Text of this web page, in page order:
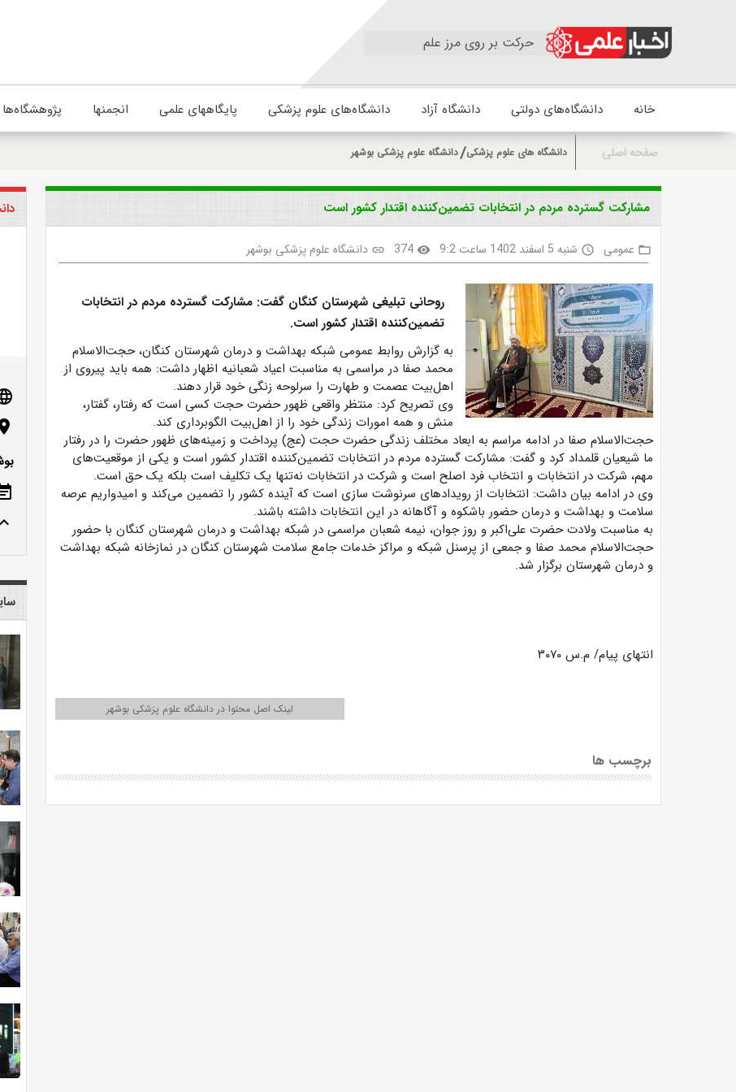
حرکت بر روی مرز علم
خانه دانشگاه‌های دولتی دانشگاه آزاد دانشگاه‌های علوم پزشکی پایگاههای علمی انجمنها پژوهشگاه‌ها
صفحه اصلی دانشگاه های علوم پزشکی دانشگاه علوم پزشکی بوشهر
مشارکت گسترده مردم در انتخابات تضمین‌کننده اقتدار کشور است
folder_open عمومی access_time شنبه 5 اسفند 1402 ساعت 9:2 visibility
374
link دانشگاه علوم پزشکی بوشهر
روحانی تبلیغی شهرستان کنگان گفت: مشارکت گسترده مردم در انتخابات
تضمین‌کننده اقتدار کشور است.
به گزارش روابط عمومی شبکه بهداشت و درمان شهرستان کنگان، حجت‌الاسلام
محمد صفا در مراسمی به مناسبت اعیاد شعبانیه اظهار داشت: همه باید پیروی از
اهل‌بیت عصمت و طهارت را سرلوحه زنگی خود قرار دهند.
وی تصریح کرد: منتظر واقعی ظهور حضرت حجت کسی است که رفتار، گفتار،
منش و همه امورات زندگی خود را از اهل‌بیت الگوبرداری کند.
حجت‌الاسلام صفا در ادامه مراسم به ابعاد مختلف زندگی حضرت حجت (عج) پرداخت و زمینه‌های ظهور حضرت را در رفتار
ما شیعیان قلمداد کرد و گفت: مشارکت گسترده مردم در انتخابات تضمین‌کننده اقتدار کشور است و یکی از موقعیت‌های
مهم، شرکت در انتخابات و انتخاب فرد اصلح است و شرکت در انتخابات نه‌تنها یک تکلیف است بلکه یک حق است.
وی در ادامه بیان داشت: انتخابات از رویدادهای سرنوشت سازی است که آینده کشور را تضمین می‌کند و امیدواریم عرصه
سلامت و بهداشت و درمان حضور باشکوه و آگاهانه در این انتخابات داشته باشند.
به مناسبت ولادت حضرت علی‌اکبر و روز جوان، نیمه شعبان مراسمی در شبکه بهداشت و درمان شهرستان کنگان با حضور
حجت‌الاسلام محمد صفا و جمعی از پرسنل شبکه و مراکز خدمات جامع سلامت شهرستان کنگان در نمازخانه شبکه بهداشت
و درمان شهرستان برگزار شد.
انتهای پیام/ م.س ۳۰۷۰
لینک اصل محتوا در دانشگاه علوم پزشکی بوشهر
برچسب ها
keyboard_arrow_up